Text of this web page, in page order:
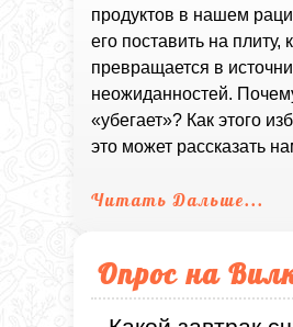
продуктов в нашем
его поставить на плиту,
превращается в
неожиданностей.
«убегает»? Как этого
это может рассказать
Читать Дальше...
Опрос на